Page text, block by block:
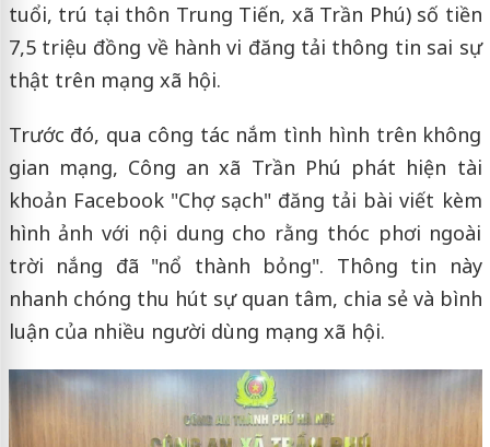
tuổi, trú tại thôn Trung Tiến, xã Trần Phú) số tiền
7,5 triệu đồng về hành vi đăng tải thông tin sai sự
thật trên mạng xã hội.
Trước đó, qua công tác nắm tình hình trên không
gian mạng, Công an xã Trần Phú phát hiện tài
khoản Facebook "Chợ sạch" đăng tải bài viết kèm
hình ảnh với nội dung cho rằng thóc phơi ngoài
trời nắng đã "nổ thành bỏng". Thông tin này
nhanh chóng thu hút sự quan tâm, chia sẻ và bình
luận của nhiều người dùng mạng xã hội.